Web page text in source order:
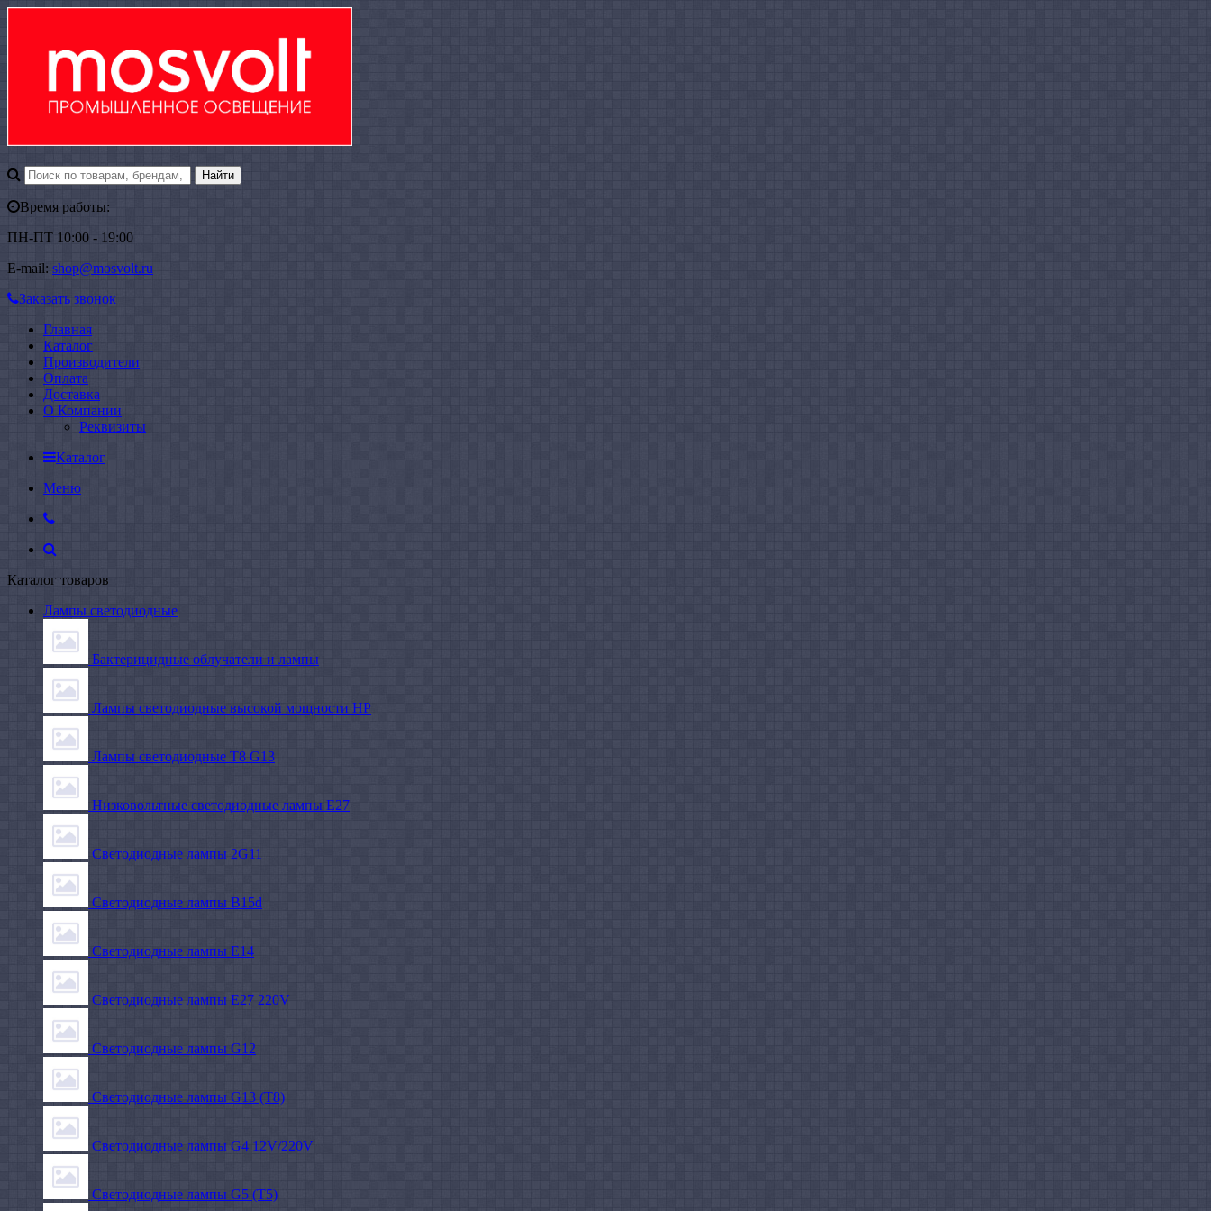
Время работы:
ПН-ПТ 10:00 - 19:00
E-mail: shop@mosvolt.ru
Заказать звонок
Главная
Каталог
Производители
Оплата
Доставка
О Компании
Реквизиты
Каталог
Меню
Каталог товаров
Лампы светодиодные
Бактерицидные облучатели и лампы
Лампы светодиодные высокой мощности HP
Лампы светодиодные Т8 G13
Низковольтные светодиодные лампы E27
Светодиодные лампы 2G11
Светодиодные лампы B15d
Светодиодные лампы E14
Светодиодные лампы E27 220V
Светодиодные лампы G12
Светодиодные лампы G13 (T8)
Светодиодные лампы G4 12V/220V
Светодиодные лампы G5 (T5)